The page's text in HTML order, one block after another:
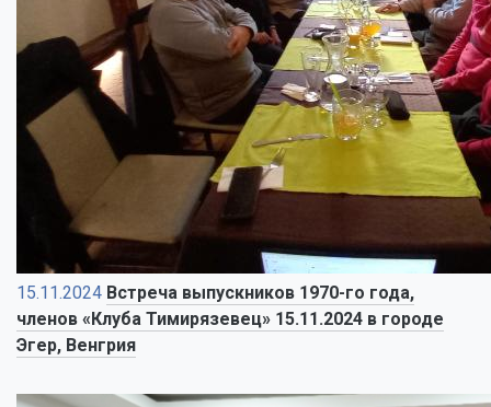
15.11.2024 Встреча выпускников 1970-го года,
членов «Клуба Тимирязевец» 15.11.2024 в городе
Эгер, Венгрия